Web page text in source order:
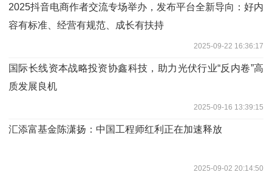
2025抖音电商作者交流专场举办，发布平台全新导向：好内
容有标准、经营有规范、成长有扶持
2025-09-22 16:36:17
国际长线资本战略投资协鑫科技，助力光伏行业“反内卷”高
质发展良机
2025-09-16 13:39:15
汇添富基金陈潇扬：中国工程师红利正在加速释放
2025-09-02 20:14:50